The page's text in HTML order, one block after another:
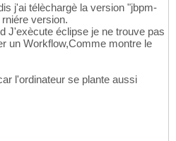
j'ai télèchargè la version "jbpm-
version.
J'exècute éclipse je ne trouve pas
un Workflow,Comme montre le
l'ordinateur se plante aussi